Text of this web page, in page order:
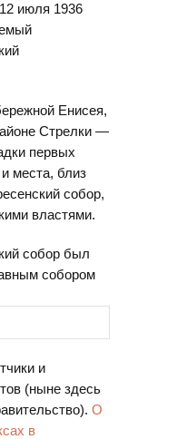
июля 1936
Енисея,
Стрелки —
первых
места, близ
собор,
властями.
собор был
собором
и
(ныне здесь
О
в